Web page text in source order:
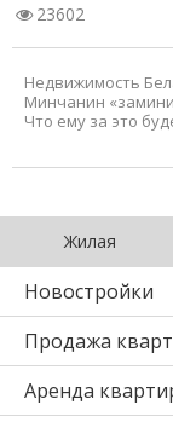
23602
Недвижимость
Минчанин
Что ему за это
Жилая
Новостройки
Продажа
Аренда